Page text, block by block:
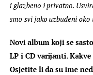
i glazbeno i privatno.
smo svi jako uzbuđeni oko
Novi album koji se
LP i CD varijanti.
Osjetite li da su ime